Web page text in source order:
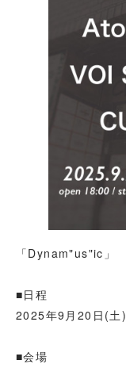
「Dynam"us"ic」
■日程
2025年9月20日(土)
■会場